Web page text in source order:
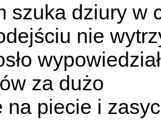
szuka dziury w
nie
za dużo
na piecie i